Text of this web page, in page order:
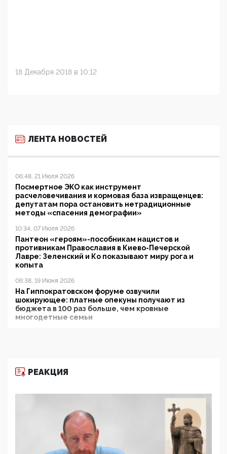
18 Декабря 2018 в 10:12
ЛЕНТА НОВОСТЕЙ
06:48, 21 Июля 2026
Посмертное ЭКО как инструмент
расчеловечивания и кормовая база извращенцев:
депутатам пора остановить нетрадиционные
методы «спасения демографии»
10:34, 07 Июля 2026
Пантеон «героям»-пособникам нацистов и
противникам Православия в Киево-Печерской
Лавре: Зеленский и Ко показывают миру рога и
копыта
06:38, 19 Июня 2026
На Гиппократовском форуме озвучили
шокирующее: платные опекуны получают из
бюджета в 100 раз больше, чем кровные
многодетные семьи
11:53, 09 Июня 2026
деятельность ИИТО ЮНЕСКО в России, но
цифроглобалисты продолжают определять
повестку в образовании
09:43, 01 Июня 2026
5G за счет здоровья граждан: Минцифры намерено
отобрать у регионов и муниципалитетов право
РЕАКЦИЯ